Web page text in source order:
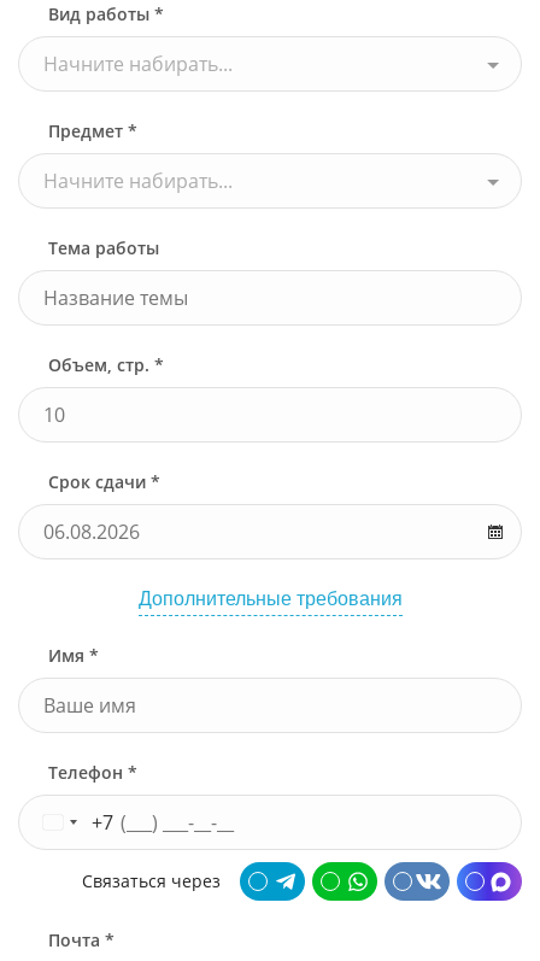
Вид работы *
Начните набирать...
Предмет *
Начните набирать...
Тема работы
Объем, стр. *
Срок сдачи *
Дополнительные требования
Имя *
Телефон *
+7
Связаться через
Почта *